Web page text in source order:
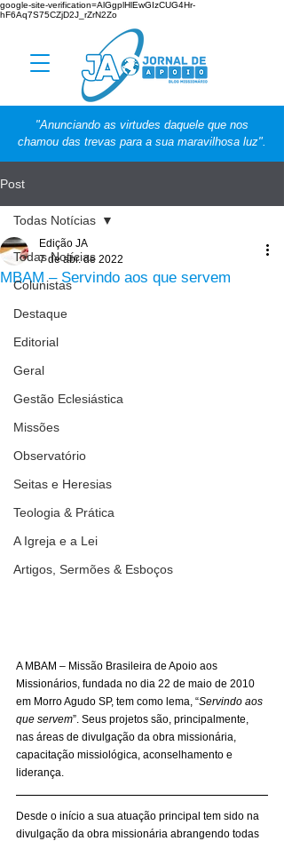
google-site-verification=AlGgplHlEwGIzCUG4Hr-
hF6Aq7S75CZjD2J_rZrN2Zo
"Anunciando as virtudes daquele que nos
chamou das trevas para a sua maravilhosa luz".
Post
Todas Notícias
Colunistas
Destaque
Editorial
Geral
Gestão Eclesiástica
Missões
Observatório
Seitas e Heresias
Teologia & Prática
A Igreja e a Lei
Artigos, Sermões & Esboços
Todas Notícias
MBAM – Servindo aos que servem
Edição JA
7 de abr. de 2022
A MBAM – Missão Brasileira de Apoio aos
Missionários, fundada no dia 22 de maio de 2010
em Morro Agudo SP, tem como lema, “Servindo aos
que servem”. Seus projetos são, principalmente,
nas áreas de divulgação da obra missionária,
capacitação missiológica, aconselhamento e
liderança.
Desde o início a sua atuação principal tem sido na
divulgação da obra missionária abrangendo todas